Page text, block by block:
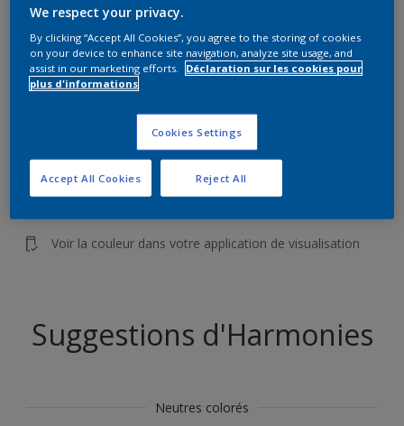
Trouver des produits dans cette couleur
Visualisez cette couleur dans
Voir la couleur dans votre application de visualisation
Suggestions d'Harmonies
Neutres colorés
We respect your privacy.
By clicking “Accept All Cookies”, you agree to the storing of cookies
on your device to enhance site navigation, analyze site usage, and
assist in our marketing efforts.
Déclaration sur les cookies pour
plus d'informations
Cookies Settings
Reject All
Accept All Cookies